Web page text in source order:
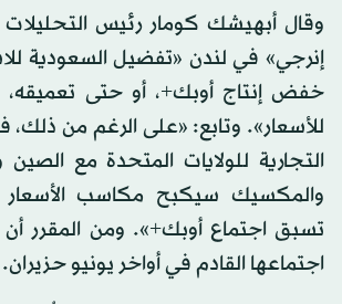
وقال أبهيشك كومار رئيس
إنرجي» في لندن «تفضيل السعودية
خفض إنتاج أوبك+، أو حتى تعميقه،
للأسعار». وتابع: «على الرغم من ذلك،
التجارية للولايات المتحدة مع الصين
والمكسيك سيكبح مكاسب الأسعار
تسبق اجتماع أوبك+». ومن المقرر
اجتماعها القادم في أواخر يونيو حزيران.